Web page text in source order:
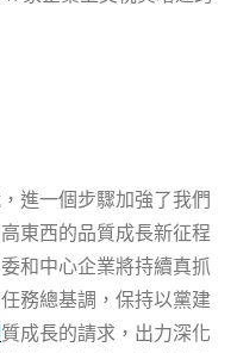
進一個步驟加強了我們
東西的品質成長新征程
和中心企業將持續真抓
務總基調，保持以黨建
質成長的請求，出力深化